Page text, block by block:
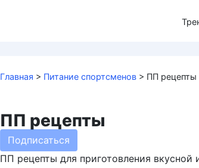
Главная > Питание спортсменов > ПП рецепты
ПП рецепты
Подписаться
ПП рецепты для приготовления вкусной